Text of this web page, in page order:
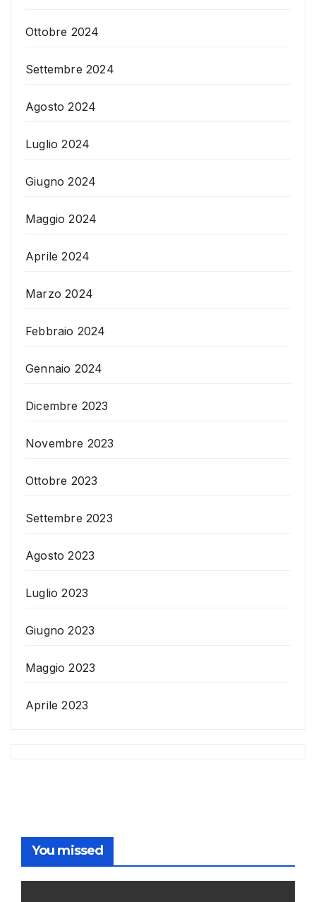
Ottobre 2024
Settembre 2024
Agosto 2024
Luglio 2024
Giugno 2024
Maggio 2024
Aprile 2024
Marzo 2024
Febbraio 2024
Gennaio 2024
Dicembre 2023
Novembre 2023
Ottobre 2023
Settembre 2023
Agosto 2023
Luglio 2023
Giugno 2023
Maggio 2023
Aprile 2023
You missed